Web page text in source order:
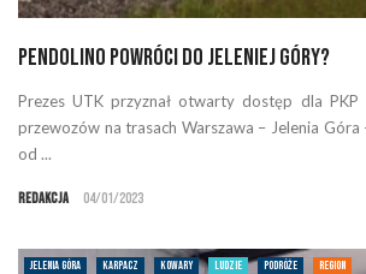
Pendolino powróci do Jeleniej Góry?
Prezes UTK przyznał otwarty dostęp dla PKP
przewozów na trasach Warszawa – Jelenia
od ...
Redakcja 04/01/2023
JELENIA GÓRA KARPACZ KOWARY LUDZIE PODRÓŻE REGION